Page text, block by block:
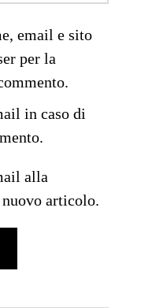
email e sito
per la
in caso di
alla
articolo.